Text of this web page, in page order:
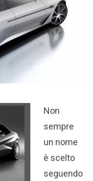
Non
sempre
un nome
è scelto
seguendo